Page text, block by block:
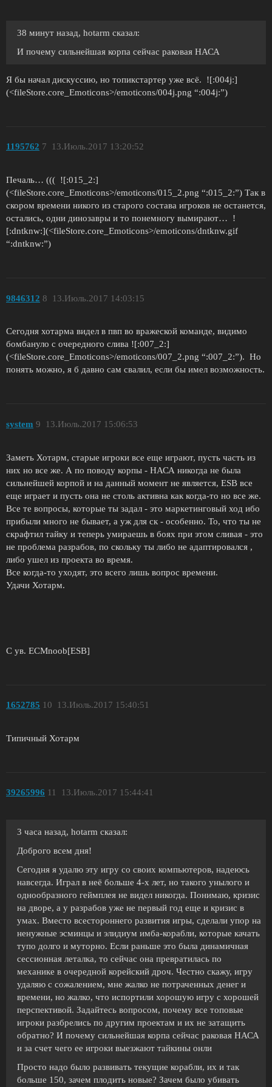
38 минут назад, hotarm сказал:
И почему сильнейшая корпа сейчас раковая НАСА
Я бы начал дискуссию, но топикстартер уже всё. ![:004j:]
(<fileStore.core_Emoticons>/emoticons/004j.png “:004j:”)
1195762 13.Июль.2017 13:20:52
7
Печаль… ((( ![:015_2:]
(<fileStore.core_Emoticons>/emoticons/015_2.png “:015_2:”) Так в
скором времени никого из старого состава игроков не останется,
остались, одни динозавры и то понемногу вымирают… !
[:dntknw:](<fileStore.core_Emoticons>/emoticons/dntknw.gif
“:dntknw:”)
9846312 13.Июль.2017 14:03:15
8
Сегодня хотарма видел в пвп во вражеской команде, видимо
бомбануло с очередного слива ![:007_2:]
(<fileStore.core_Emoticons>/emoticons/007_2.png “:007_2:”). Но
понять можно, я б давно сам свалил, если бы имел возможность.
system 13.Июль.2017 15:06:53
9
Заметь Хотарм, старые игроки все еще играют, пусть часть из
них но все же. А по поводу корпы - НАСА никогда не была
сильнейшей корпой и на данный момент не является, ESB все
еще играет и пусть она не столь активна как когда-то но все же.
Все те вопросы, которые ты задал - это маркетинговый ход ибо
прибыли много не бывает, а уж для ск - особенно. То, что ты не
скрафтил тайку и теперь умираешь в боях при этом сливая - это
не проблема разрабов, по скольку ты либо не адаптировался ,
либо ушел из проекта во время.
Все когда-то уходят, это всего лишь вопрос времени.
Удачи Хотарм.
С ув. ECMnoob[ESB]
1652785 13.Июль.2017 15:40:51
10
Типичный Хотарм
39265996 13.Июль.2017 15:44:41
11
3 часа назад, hotarm сказал:
Доброго всем дня!
Сегодня я удалю эту игру со своих компьютеров, надеюсь
навсегда. Играл в неё больше 4-х лет, но такого унылого и
однообразного геймплея не видел никогда. Понимаю, кризис
на дворе, а у разрабов уже не первый год еще и кризис в
умах. Вместо всестороннего развития игры, сделали упор на
ненужные эсминцы и элидиум имба-корабли, которые качать
тупо долго и муторно. Если раньше это была динамичная
сессионная леталка, то сейчас она превратилась по
механике в очередной корейский дроч. Честно скажу, игру
удаляю с сожалением, мне жалко не потраченных денег и
времени, но жалко, что испортили хорошую игру с хорошей
перспективой. Задайтесь вопросом, почему все топовые
игроки разбрелись по другим проектам и их не затащить
обратно? И почему сильнейшая корпа сейчас раковая НАСА
и за счет чего ее игроки выезжают тайкины онли
Просто надо было развивать текущие корабли, их и так
больше 150, зачем плодить новые? Зачем было убивать